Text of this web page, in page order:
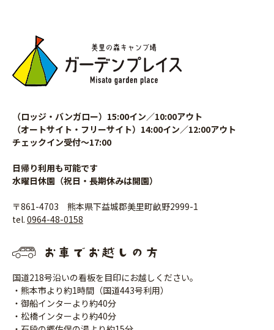
（ロッジ・バンガロー）15:00イン／10:00アウト
（オートサイト・フリーサイト）14:00イン／12:00アウト
チェックイン受付〜17:00
日帰り利用も可能です
水曜日休園（祝日・長期休みは開園）
〒861-4703 熊本県下益城郡美里町畝野2999-1
tel. 0964-48-0158
国道218号沿いの看板を目印にお越しください。
・熊本市より約1時間（国道443号利用）
・御船インターより約40分
・松橋インターより約40分